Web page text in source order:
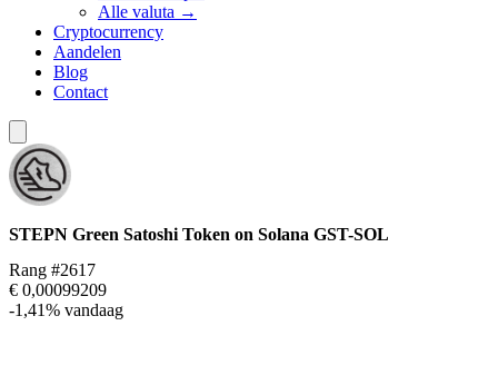
Alle valuta →
Cryptocurrency
Aandelen
Blog
Contact
STEPN Green Satoshi Token on Solana GST-SOL
Rang #2617
€ 0,00099209
-1,41% vandaag